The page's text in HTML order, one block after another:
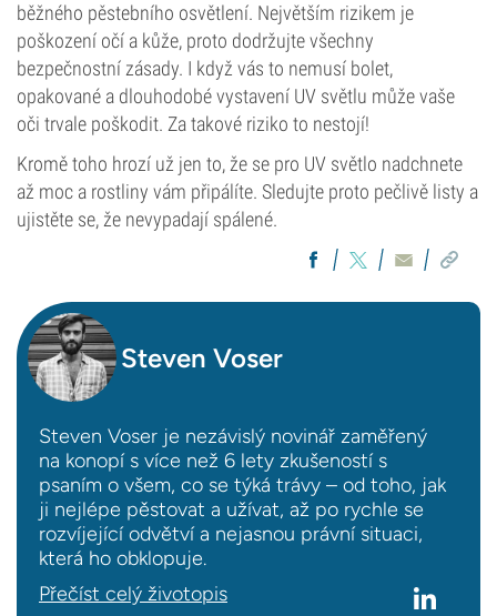
běžného pěstebního osvětlení. Největším rizikem je
poškození očí a kůže, proto dodržujte všechny
bezpečnostní zásady. I když vás to nemusí bolet,
opakované a dlouhodobé vystavení UV světlu může vaše
oči trvale poškodit. Za takové riziko to nestojí!
Kromě toho hrozí už jen to, že se pro UV světlo nadchnete
až moc a rostliny vám připálíte. Sledujte proto pečlivě listy a
ujistěte se, že nevypadají spálené.
Steven Voser
Steven Voser je nezávislý novinář zaměřený
na konopí s více než 6 lety zkušeností s
psaním o všem, co se týká trávy – od toho, jak
ji nejlépe pěstovat a užívat, až po rychle se
rozvíjející odvětví a nejasnou právní situaci,
která ho obklopuje.
Přečíst celý životopis